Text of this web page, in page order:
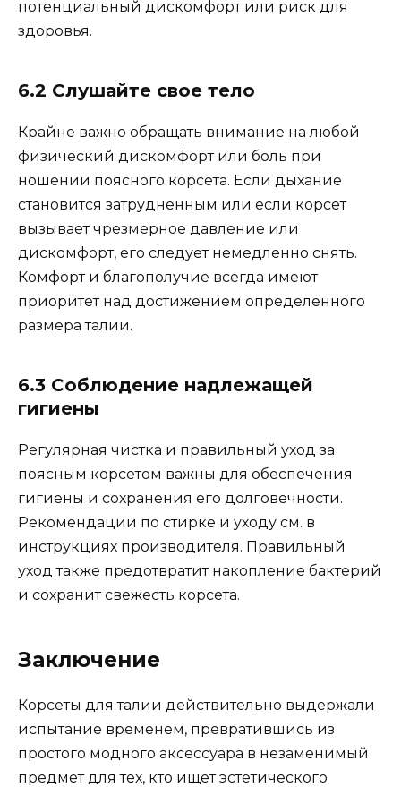
потенциальный дискомфорт или риск для
здоровья.
6.2 Слушайте свое тело
Крайне важно обращать внимание на любой
физический дискомфорт или боль при
ношении поясного корсета. Если дыхание
становится затрудненным или если корсет
вызывает чрезмерное давление или
дискомфорт, его следует немедленно снять.
Комфорт и благополучие всегда имеют
приоритет над достижением определенного
размера талии.
6.3 Соблюдение надлежащей
гигиены
Регулярная чистка и правильный уход за
поясным корсетом важны для обеспечения
гигиены и сохранения его долговечности.
Рекомендации по стирке и уходу см. в
инструкциях производителя. Правильный
уход также предотвратит накопление бактерий
и сохранит свежесть корсета.
Заключение
Корсеты для талии действительно выдержали
испытание временем, превратившись из
простого модного аксессуара в незаменимый
предмет для тех, кто ищет эстетического